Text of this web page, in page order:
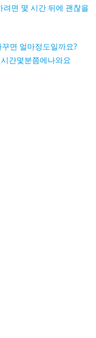
면 몇 시간 뒤에 괜찮을
면 얼마정도일까요?
간몇분쯤에나와요